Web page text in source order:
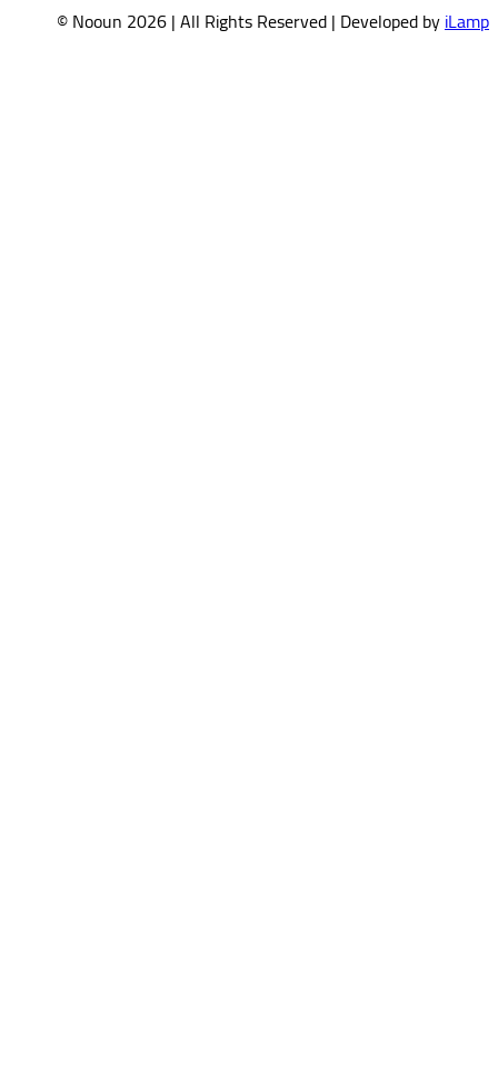
Nooun2026| All Rights Reserved |
©